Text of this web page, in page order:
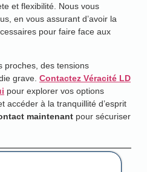
et flexibilité. Nous vous
en vous assurant d’avoir la
pour faire face aux
proches, des tensions
grave. Contactez Véracité LD
pour explorer vos options
accéder à la tranquillité d’esprit
maintenant pour sécuriser